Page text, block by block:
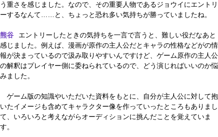
う重さを感じました。なので、その重要人物であるジョウイにエントリ
ーするなんて……と、ちょっと恐れ多い気持ちが勝っていましたね。
熊谷
エントリーしたときの気持ちを一言で言うと、難しい役だなあと
感じました。例えば、漫画が原作の主人公だとキャラの性格などがの情
報が決まっているので汲み取りやすいんですけど、ゲーム原作の主人公
の解釈はプレイヤー側に委ねられているので、どう演じればいいのか悩
みました。
ゲーム版の知識やいただいた資料をもとに、自分が主人公に対して抱
いたイメージも含めてキャラクター像を作っていったところもありまし
て、いろいろと考えながらオーディションに挑んだことを覚えていま
す。